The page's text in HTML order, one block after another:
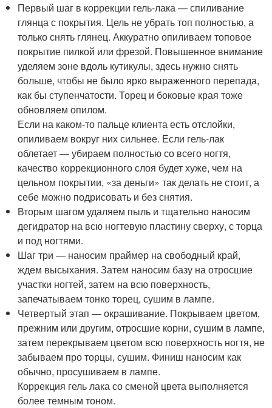
Первый шаг в коррекции гель-лака — спиливание
глянца с покрытия. Цель не убрать топ полностью, а
только снять глянец. Аккуратно опиливаем топовое
покрытие пилкой или фрезой. Повышенное внимание
уделяем зоне вдоль кутикулы, здесь нужно снять
больше, чтобы не было ярко выраженного перепада,
как бы ступенчатости. Торец и боковые края тоже
обновляем опилом.
Если на каком-то пальце клиента есть отслойки,
опиливаем вокруг них сильнее. Если гель-лак
облетает — убираем полностью со всего ногтя,
качество коррекционного слоя будет хуже, чем на
цельном покрытии, «за деньги» так делать не стоит, а
себе можно подрисовать и без снятия.
Вторым шагом удаляем пыль и тщательно наносим
дегидратор на всю ногтевую пластину сверху, с торца
и под ногтями.
Шаг три — наносим праймер на свободный край,
ждем высыхания. Затем наносим базу на отросшие
участки ногтей, затем на всю поверхность,
запечатываем тонко торец, сушим в лампе.
Четвертый этап — окрашивание. Покрываем цветом,
прежним или другим, отросшие корни, сушим в лампе,
затем перекрываем цветом всю поверхность ногтя, не
забываем про торцы, сушим. Финиш наносим как
обычно, просушиваем в лампе.
Коррекция гель лака со сменой цвета выполняется
более темным тоном.